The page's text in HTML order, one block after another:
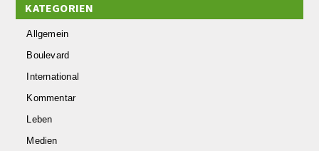
KATEGORIEN
Allgemein
Boulevard
International
Kommentar
Leben
Medien